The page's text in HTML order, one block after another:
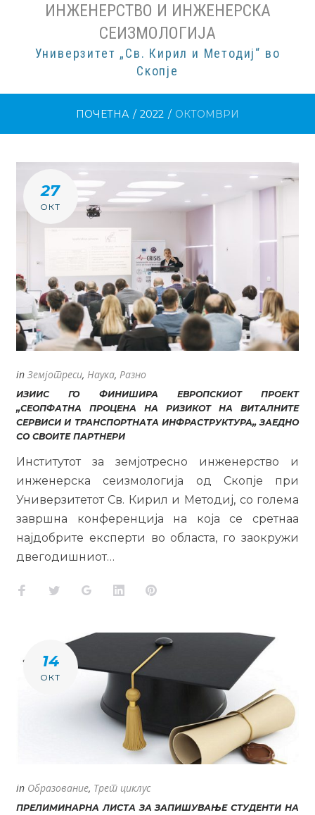
ИНЖЕНЕРСТВО И ИНЖЕНЕРСКА
СЕИЗМОЛОГИЈА
Универзитет „Св. Кирил и Методиј“ во
Скопје
ПОЧЕТНА / 2022 / ОКТОМВРИ
МЕСЕЦ:
М.Г
27
ОКТ
in Земјотреси, Наука, Разно
ИЗИИС ГО ФИНИШИРА ЕВРОПСКИОТ ПРОЕКТ
„СЕОПФАТНА ПРОЦЕНА НА РИЗИКОТ НА ВИТАЛНИТЕ
СЕРВИСИ И ТРАНСПОРТНАТА ИНФРАСТРУКТУРА„ ЗАЕДНО
СО СВОИТЕ ПАРТНЕРИ
Институтот за земјотресно инженерство и
инженерска сеизмологија од Скопје при
Универзитетот Св. Кирил и Методиј, со голема
завршна конференција на која се сретнаа
најдобрите експерти во областа, го заокружи
двегодишниот…
Facebook
TwitterGoogle+LinkedInPinterest
14
ОКТ
in Образование, Трет циклус
ПРЕЛИМИНАРНА ЛИСТА ЗА ЗАПИШУВАЊЕ СТУДЕНТИ НА